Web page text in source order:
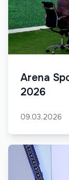
Arena
2026
09.03.2026